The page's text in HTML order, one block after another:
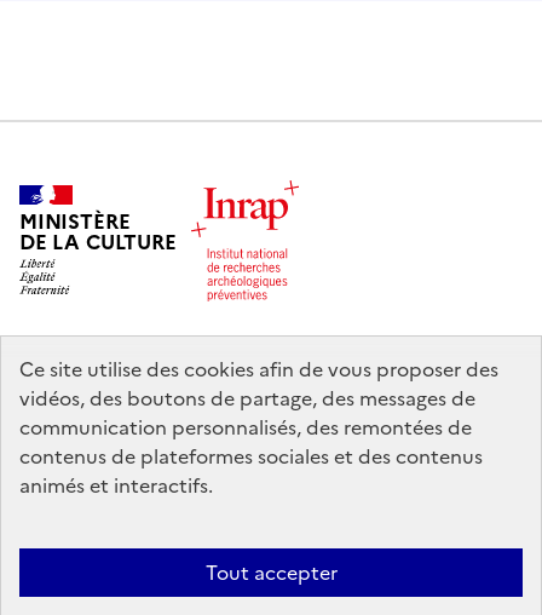
Ce site utilise des cookies afin de vous proposer des
vidéos, des boutons de partage, des messages de
communication personnalisés, des remontées de
contenus de plateformes sociales et des contenus
animés et interactifs.
Tout accepter
MINISTÈRE
DE LA CULTURE
legifrance.gouv.fr
info.gouv.fr
service-public.gouv.fr
data.gouv.fr
Nous contacter Mentions légales
Accessibilité : partiellement
Politique d’utilisation des témoins de connexion (cookies)